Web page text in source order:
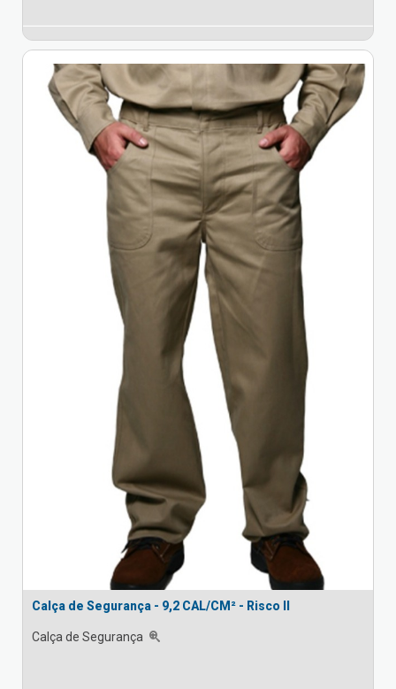
Calça de Segurança - 9,2 CAL/CM² - Risco II
Calça de Segurança